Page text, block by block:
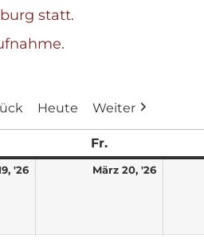
statt.
Heute Weiter
Fr.
'26 März 20, '26